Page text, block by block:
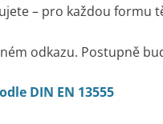
– pro každou formu
odkazu. Postupně
DIN EN 13555